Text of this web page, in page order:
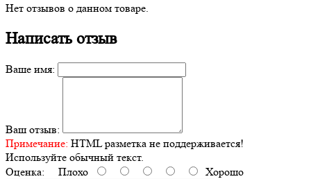
Нет отзывов о данном товаре.
Написать отзыв
Ваше имя:
Ваш отзыв:
Примечание: HTML разметка не поддерживается!
Используйте обычный текст.
Оценка: Плохо Хорошо